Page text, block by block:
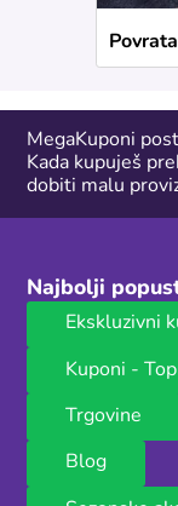
MegaKuponi
Kada kupuješ
dobiti malu
Najbolji
Ekskluzivni
Kuponi -
Trgovine
Blog